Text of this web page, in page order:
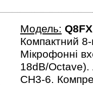
Модель: Q8FX
Компактний
Мікрофонні
18dB/Octave).
CH3-6.